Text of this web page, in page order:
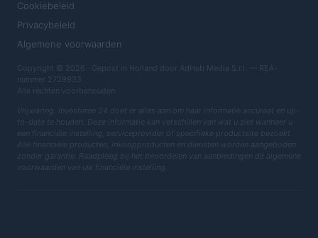
Cookiebeleid
Privacybeleid
Algemene voorwaarden
Copyright © 2026 · Gepost in Holland door AdHub Media S.r.l. — REA-
nummer 2729933
Alle rechten voorbehouden
Vrijwaring: Investeren 24 doet er alles aan om haar informatie accuraat en up-
to-date te houden. Deze informatie kan verschillen van wat u ziet wanneer u
een financiële instelling, serviceprovider of specifieke productsite bezoekt.
Alle financiële producten, inkoopproducten en diensten worden aangeboden
zonder garantie. Raadpleeg bij het beoordelen van aanbiedingen de algemene
voorwaarden van uw financiële instelling.